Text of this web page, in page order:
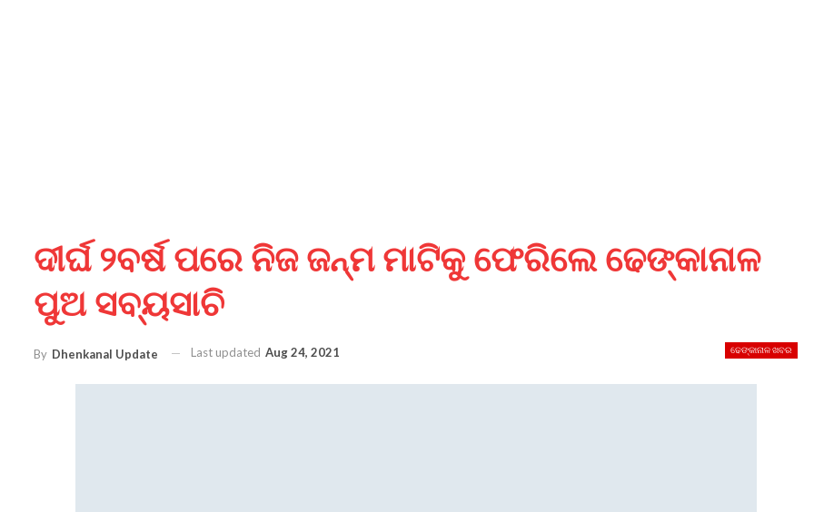
ଦୀର୍ଘ ୨ବର୍ଷ ପରେ ନିଜ ଜନ୍ମ ମାଟିକୁ ଫେରିଲେ ଢେଙ୍କାନାଳ
ପୁଅ ସବ୍ୟସାଚି
ଢେଙ୍କାନାଳ ଖବର
By Dhenkanal Update Last updated Aug 24, 2021